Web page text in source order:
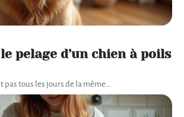
pelage d’un chien à poils
pas tous les jours de la même…